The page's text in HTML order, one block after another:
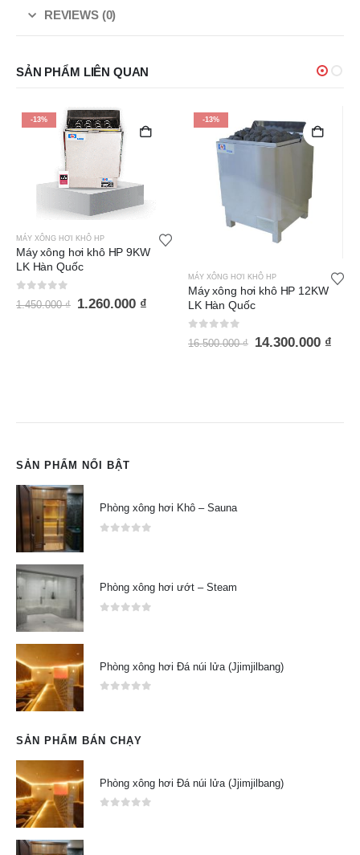
REVIEWS (0)
SẢN PHẨM LIÊN QUAN
-13%
MÁY XÔNG HƠI KHÔ HP
Máy xông hơi khô HP 9KW
LK Hàn Quốc
out of 5
1.450.000₫ 1.260.000 ₫
-13%
MÁY XÔNG HƠI KHÔ HP
Máy xông hơi khô HP 12KW
LK Hàn Quốc
16.500.000₫ 14.300.000 ₫
SẢN PHẨM NỔI BẬT
Phòng xông hơi Khô – Sauna
Phòng xông hơi ướt – Steam
Phòng xông hơi Đá núi lửa (Jjimjilbang)
SẢN PHẨM BÁN CHẠY
Phòng xông hơi Đá núi lửa (Jjimjilbang)